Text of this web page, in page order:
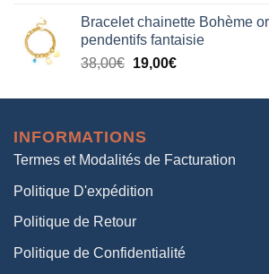
initial
était :
38,00€.
actuel
est :
19,00€.
Bracelet chainette Bohème
pendentifs fantaisie
38,00€ Le
initial
38,00€.
19,00€Le
actuel
INFORMATIONS
Termes et Modalités de Facturation
Politique D'expédition
Politique de Retour
Politique de Confidentialité